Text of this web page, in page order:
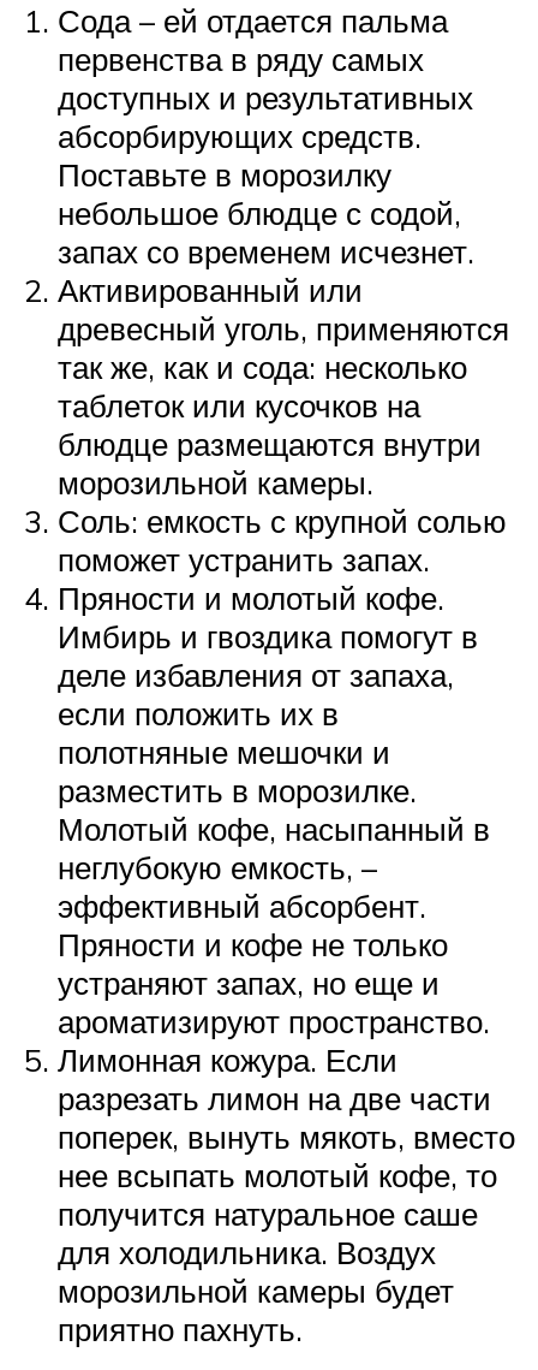
Сода – ей отдается пальма
первенства в ряду самых
доступных и результативных
абсорбирующих средств.
Поставьте в морозилку
небольшое блюдце с содой,
запах со временем исчезнет.
Активированный или
древесный уголь, применяются
так же, как и сода: несколько
таблеток или кусочков на
блюдце размещаются внутри
морозильной камеры.
Соль: емкость с крупной солью
поможет устранить запах.
Пряности и молотый кофе.
Имбирь и гвоздика помогут в
деле избавления от запаха,
если положить их в
полотняные мешочки и
разместить в морозилке.
Молотый кофе, насыпанный в
неглубокую емкость, –
эффективный абсорбент.
Пряности и кофе не только
устраняют запах, но еще и
ароматизируют пространство.
Лимонная кожура. Если
разрезать лимон на две части
поперек, вынуть мякоть, вместо
нее всыпать молотый кофе, то
получится натуральное саше
для холодильника. Воздух
морозильной камеры будет
приятно пахнуть.